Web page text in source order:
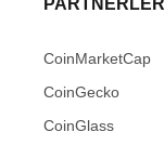
CoinMarketCap
CoinGecko
CoinGlass